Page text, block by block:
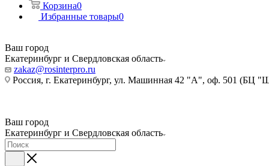
Корзина0
Избранные товары0
Ваш город
Екатеринбург и Свердловская область
zakaz@rosinterpro.ru
Россия, г. Екатеринбург, ул. Машинная 42 "А", оф. 501 (БЦ
Ваш город
Екатеринбург и Свердловская область